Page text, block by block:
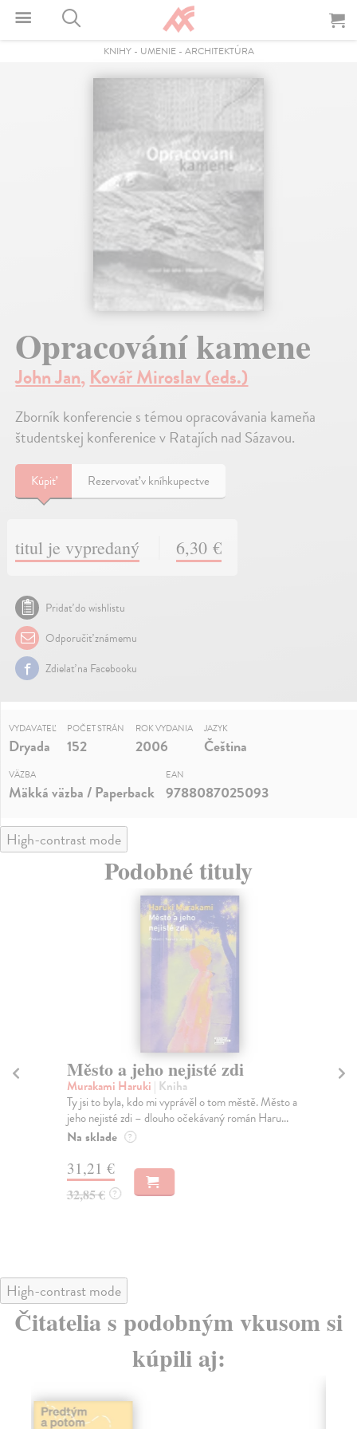
KNIHY- UMENIE- ARCHITEKTÚRA
Opracování kamene
John Jan,Kovář Miroslav (eds.)
Zborník konferencie s témou opracovávania kameňa
študentskej konferenice v Ratajích nad Sázavou.
Kúpiť Rezervovať v kníhkupectve
titul je vypredaný 6,30 €
Pridať do wishlistu
Odporučiť známemu
Zdielať na Facebooku
VYDAVATEĽ
Dryada
POČET STRÁN
152
ROK VYDANIA
2006
JAZYK
Čeština
VÄZBA
Mäkká väzba / Paperback
EAN
9788087025093
High-contrast mode
Podobné tituly
Město a jeho nejisté zdi
Murakami Haruki| Kniha
Ty jsi to byla, kdo mi vyprávěl o tom městě. Město a
jeho nejisté zdi – dlouho očekávaný román Haru...
Na sklade ?
31,21 €
32,85 € ?
High-contrast mode
Čitatelia s podobným vkusom si
kúpili aj: